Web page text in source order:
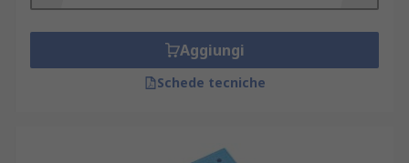
Aggiungi
Schede tecniche